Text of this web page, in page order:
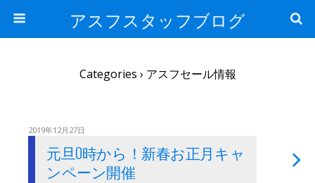
アスフスタッフブログ
Categories › アスフセール情報
2019年12月27日
元旦0時から！新春お正月キャ
ンペーン開催